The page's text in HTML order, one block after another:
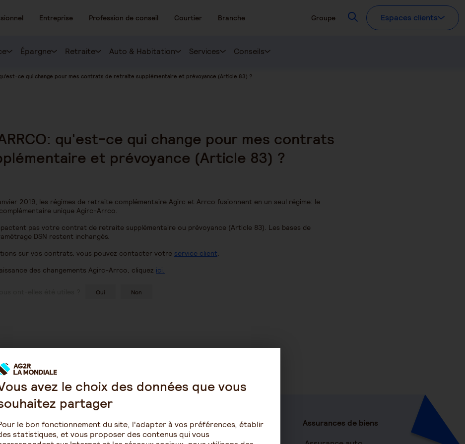
Entreprise Profession de conseil Courtier Branche Groupe RecherchezEspaces clients
Épargne Retraite Auto & Habitation Services Conseils
qu'est-ce qui change pour mes contrats de retraite supplémentaire et prévoyance (Article 83) ?
qu'est-ce qui change pour mes contrats
et prévoyance (Article 83) ?
2019, les régimes de retraite complémentaire Agirc et Arrco fusionnent en un seul régime: le
unique Agirc-Arrco.
pas votre contrat de retraite supplémentaire ou prévoyance (Article 83). Les bases de
DSN restent inchangés.
sur vos contrats, vous pouvez contacter votre service client.
des changements Agirc-Arrco, cliquez ici.
Oui Non
Épargne
Retraite
Assurances de biens
avez le choix des données que vous
partager
le bon fonctionnement du site, l'adapter à vos préférences, établir
statistiques, et vous proposer des contenus qui vous